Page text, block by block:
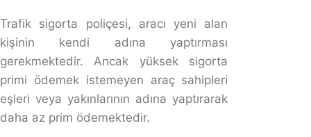
olmamalıdır. Aksi takdirde, kasko sigortası hasar
tazminatını karşılamayabilir veya ödenen bedeli rücu
edebilir.